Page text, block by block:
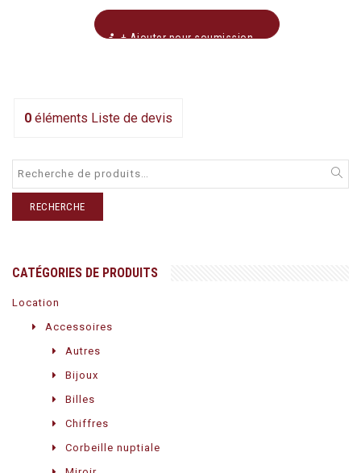
+ Ajouter pour soumission
0 éléments Liste de devis
RECHERCHE
CATÉGORIES DE PRODUITS
Location
Accessoires
Autres
Bijoux
Billes
Chiffres
Corbeille nuptiale